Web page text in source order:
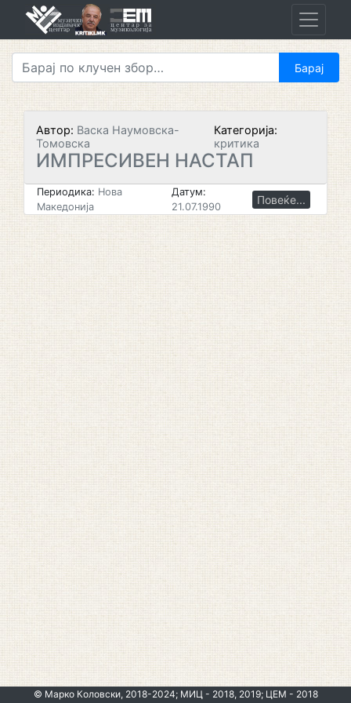
Автор: Васка Наумовска-
Томовска
Категорија:
критика
ИМПРЕСИВЕН НАСТАП
Периодика: Нова
Македонија
Датум:
21.07.1990
Повеќе...
© Марко Коловски, 2018-2024; МИЦ - 2018, 2019; ЦЕМ - 2018